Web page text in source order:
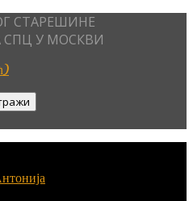
СТАРЕШИНЕ
СПЦ У МОСКВИ